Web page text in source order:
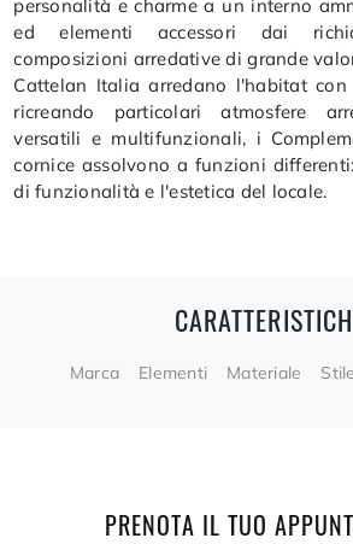
personalità e charme a un interno
ed elementi accessori dai
composizioni arredative di grande
Cattelan Italia arredano l'habitat
ricreando particolari atmosfere
versatili e multifunzionali, i
cornice assolvono a funzioni
di funzionalità e l'estetica del locale.
Marca Elementi Materiale Stile
PRENOTA IL TUO